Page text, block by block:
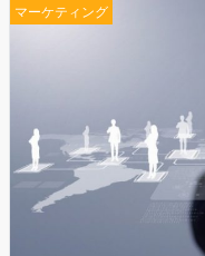
マーケティング